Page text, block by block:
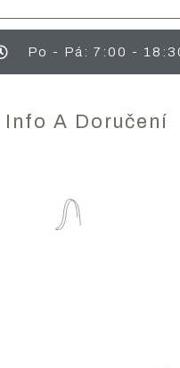
Po - Pá: 7:00 -
Info A Doručení